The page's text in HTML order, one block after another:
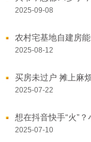
2025-09-08
农村宅基地自建房
2025-08-12
买房未过户 摊上麻
2025-07-22
想在抖音快手“火”？
2025-07-10